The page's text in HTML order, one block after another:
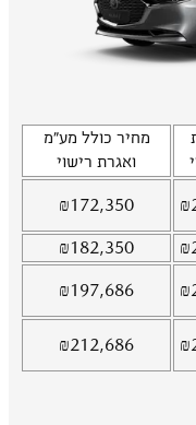
מחיר כולל מע"מ
ואגרת רישוי
₪172,350
₪182,350
₪197,686
₪ 212,686